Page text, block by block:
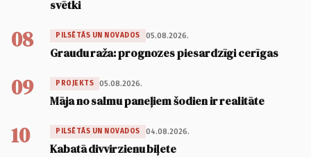
svētki
08 PILSĒTĀS UN NOVADOS 05.08.2026.
Graudu raža: prognozes piesardzīgi cerīgas
09 PROJEKTS 05.08.2026.
Māja no salmu paneļiem šodien ir realitāte
10 PILSĒTĀS UN NOVADOS 04.08.2026.
Kabatā divvirzienu biļete